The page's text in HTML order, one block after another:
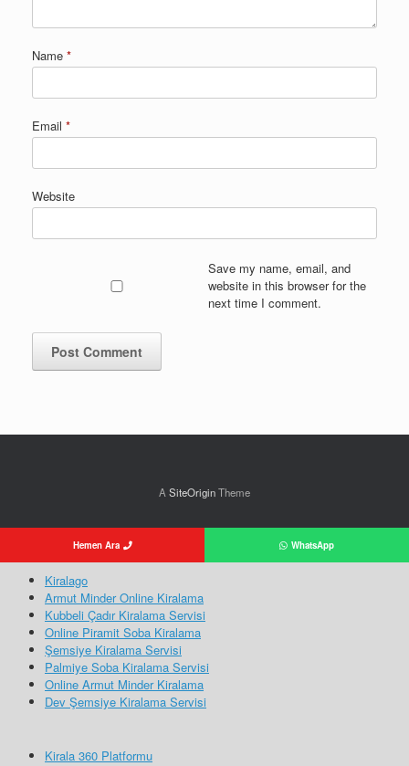
Name *
Email *
Website
Save my name, email, and
website in this browser for the
next time I comment.
ASiteOriginTheme
Hemen Ara WhatsApp
Kiralago
Armut Minder Online Kiralama
Kubbeli Çadır Kiralama Servisi
Online Piramit Soba Kiralama
Şemsiye Kiralama Servisi
Palmiye Soba Kiralama Servisi
Online Armut Minder Kiralama
Dev Şemsiye Kiralama Servisi
Kirala 360 Platformu